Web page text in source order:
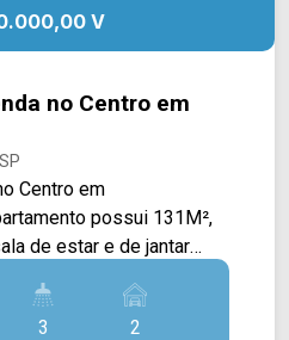
V
no Centro em
Centro em
de estar e de jantar
planejada com forno,
de serviço com
3 2